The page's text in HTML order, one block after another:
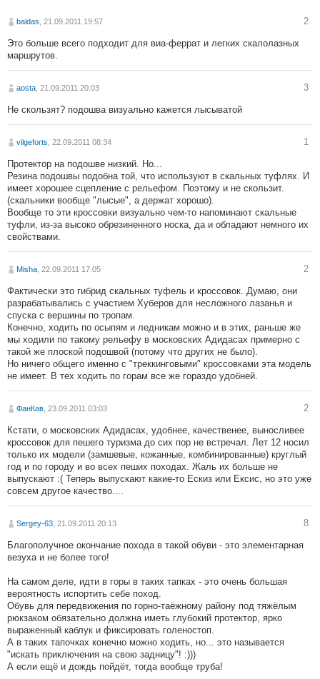
baldas , 21.09.2011 19:57 2
Это больше всего подходит для виа-феррат и легких скалолазных
маршрутов.
aosta , 21.09.2011 20:03 3
Не скользят? подошва визуально кажется лысыватой
vilgeforts , 22.09.2011 08:34 1
Протектор на подошве низкий. Но...
Резина подошвы подобна той, что используют в скальных туфлях. И
имеет хорошее сцепление с рельефом. Поэтому и не скользит.
(скальники вообще "лысые", а держат хорошо).
Вообще то эти кроссовки визуально чем-то напоминают скальные
туфли, из-за высоко обрезиненного носка, да и обладают немного их
свойствами.
Misha , 22.09.2011 17:05 2
Фактически это гибрид скальных туфель и кроссовок. Думаю, они
разрабатывались с участием Хуберов для несложного лазанья и
спуска с вершины по тропам.
Конечно, ходить по осыпям и ледникам можно и в этих, раньше же
мы ходили по такому рельефу в московских Адидасах примерно с
такой же плоской подошвой (потому что других не было).
Но ничего общего именно с "треккинговыми" кроссовками эта модель
не имеет. В тех ходить по горам все же гораздо удобней.
ФанКав , 23.09.2011 03:03 2
Кстати, о московских Адидасах, удобнее, качественее, выносливее
кроссовок для пешего туризма до сих пор не встречал. Лет 12 носил
только их модели (замшевые, кожанные, комбинированные) круглый
год и по городу и во всех пеших походах. Жаль их больше не
выпускают :( Теперь выпускают какие-то Ескиз или Ексис, но это уже
совсем другое качество....
Sergey-63 , 21.09.2011 20:13 8
Благополучное окончание похода в такой обуви - это элементарная
везуха и не более того!
На самом деле, идти в горы в таких тапках - это очень большая
вероятность испортить себе поход.
Обувь для передвижения по горно-таёжному району под тяжёлым
рюкзаком обязательно должна иметь глубокий протектор, ярко
выраженный каблук и фиксировать голеностоп.
А в таких тапочках конечно можно ходить, но... это называется
"искать приключения на свою задницу"! :)))
А если ещё и дождь пойдёт, тогда вообще труба!